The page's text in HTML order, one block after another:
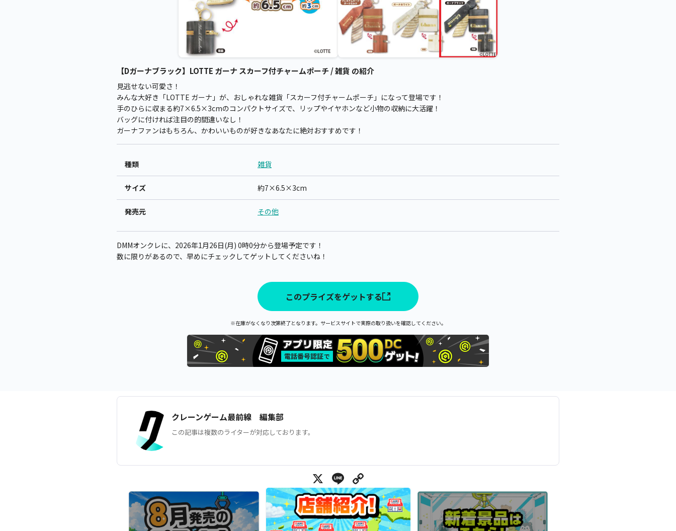
【Dガーナブラック】LOTTE ガーナ スカーフ付チャームポーチ / 雑貨 の紹介
見逃せない可愛さ！
みんな大好き「LOTTE ガーナ」が、おしゃれな雑貨「スカーフ付チャームポーチ」になって登場です！
手のひらに収まる約7×6.5×3cmのコンパクトサイズで、リップやイヤホンなど小物の収納に大活躍！
バッグに付ければ注目の的間違いなし！
ガーナファンはもちろん、かわいいものが好きなあなたに絶対おすすめです！
種類 雑貨
サイズ 約7×6.5×3cm
発売元 その他
DMMオンクレに、2026年1月26日(月) 0時0分から登場予定です！
数に限りがあるので、早めにチェックしてゲットしてくださいね！
このプライズをゲットする
※在庫がなくなり次第終了となります。サービスサイトで実際の取り扱いを確認してください。
クレーンゲーム最前線 編集部
この記事は複数のライターが対応しております。
X Line